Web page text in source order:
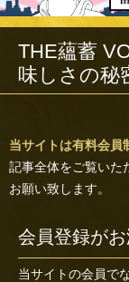
THE蘊蓄
味しさの秘
当サイトは有料会員
記事全体をご覧いた
お願い致します。
会員登録が
当サイトの会員で